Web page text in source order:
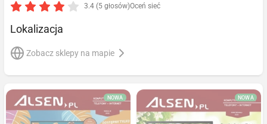
3.4 (5 głosów)Oceń sieć
Lokalizacja
Zobacz sklepy na mapie
NOWA NOWA